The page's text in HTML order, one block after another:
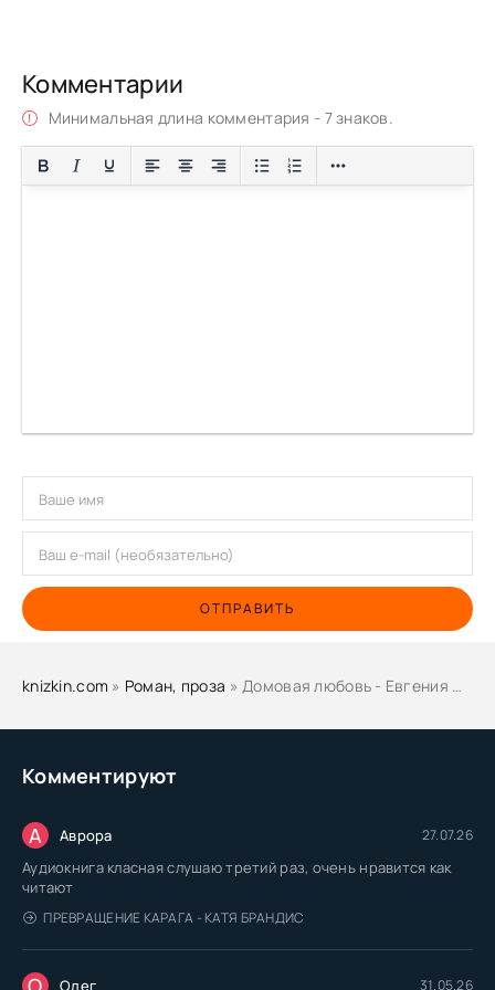
Комментируют
А Аврора 27.07.26
Аудиокнига класная слушаю третий раз, очень нравится как
читают
ПРЕВРАЩЕНИЕ КАРАГА - КАТЯ БРАНДИС
Олег 31.05.26
Комментарии
Минимальная длина комментария - 7 знаков.
ОТПРАВИТЬ
knizkin.com » Роман, проза » Домовая любовь - Евгения Некрасова